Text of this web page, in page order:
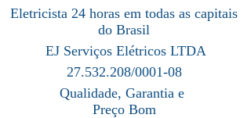
EJ Serviços Elétricos LTDA
27.532.208/0001-08
Eletricista 24 horas em todas as capitais
do Brasil
Qualidade, Garantia e
Preço Bom